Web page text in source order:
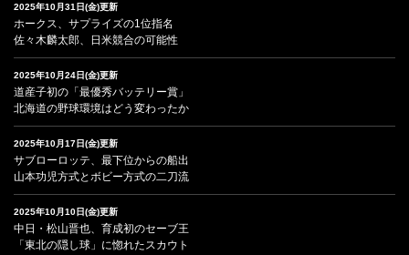
2025年10月31日(金)更新
ホークス、サプライズの1位指名
佐々木麟太郎、日米競合の可能性
2025年10月24日(金)更新
道産子初の「最優秀バッテリー賞」
北海道の野球環境はどう変わったか
2025年10月17日(金)更新
サブローロッテ、最下位からの船出
山本功児方式とボビー方式の二刀流
2025年10月10日(金)更新
中日・松山晋也、育成初のセーブ王
「東北の隠し球」に惚れたスカウト